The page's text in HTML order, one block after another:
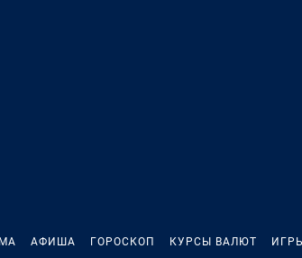
АФИША ГОРОСКОП КУРСЫ ВАЛЮТ